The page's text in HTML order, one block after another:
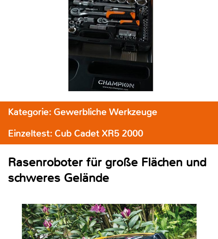
Kategorie: Gewerbliche Werkzeuge
Einzeltest: Cub Cadet XR5 2000
Rasenroboter für große Flächen und
schweres Gelände